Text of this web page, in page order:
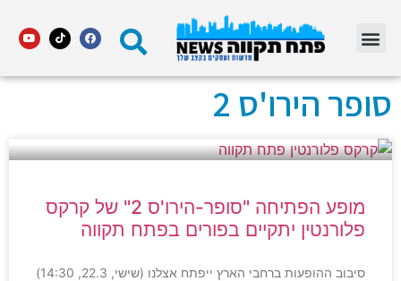
סופר הירו'ס 2
מופע הפתיחה "סופר-הירו'ס 2" של קרקס
פלורנטין יתקיים בפורים בפתח תקווה
סיבוב ההופעות ברחבי הארץ ייפתח אצלנו (שישי, 22.3, 14:30)